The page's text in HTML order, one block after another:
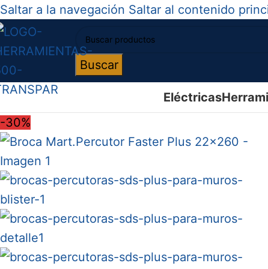
Saltar a la navegación Saltar al contenido
Buscar
Eléctricas
-30%